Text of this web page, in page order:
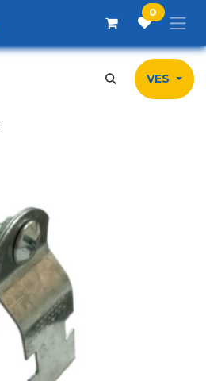
0
VES